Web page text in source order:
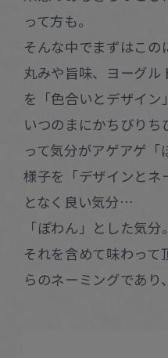
って方も。
そんな中でまずはこの
丸みや旨味、ヨーグ
を「色合いとデザイン
いつのまにかちびりち
って気分がアゲアゲ「
様子を「デザインとネ
となく良い気分…
「ぽわん」とした気分。
それを含めて味わって
らのネーミングであり